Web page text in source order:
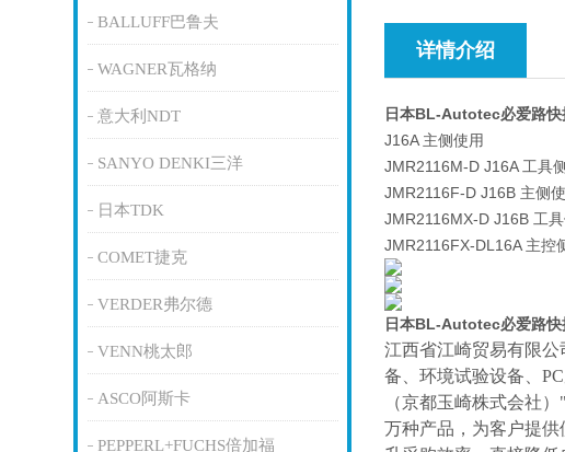
BALLUFF巴鲁夫
WAGNER瓦格纳
意大利NDT
SANYO DENKI三洋
日本TDK
COMET捷克
VERDER弗尔德
VENN桃太郎
ASCO阿斯卡
PEPPERL+FUCHS倍加福
详情介绍
日本BL-Autotec必爱路快
J16A 主侧使用
JMR2116M-D J16A 工具
JMR2116F-D J16B 主侧
JMR2116MX-D J16B 工
JMR2116FX-DL16A 主控
日本BL-Autotec必爱路快
江西省江崎贸易有限
备、环境试验设备、
（京都玉崎株式会社
万种产品，为客户提